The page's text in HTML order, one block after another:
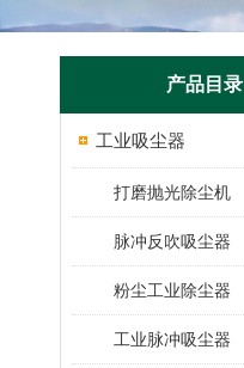
产品目录
工业吸尘器
打磨抛光除尘机
脉冲反吹吸尘器
粉尘工业除尘器
工业脉冲吸尘器